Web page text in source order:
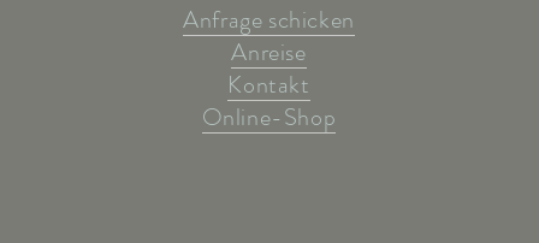
Anfrage schicken
Anreise
Kontakt
Online-Shop